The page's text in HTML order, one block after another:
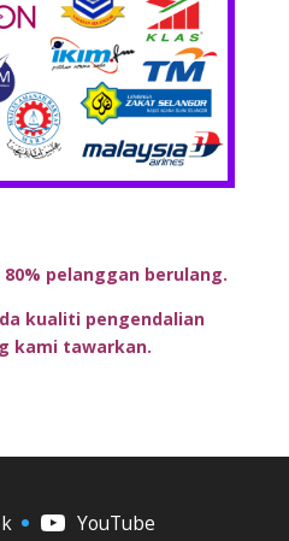
pelanggan berulang.
kualiti pengendalian
kami tawarkan.
YouTube